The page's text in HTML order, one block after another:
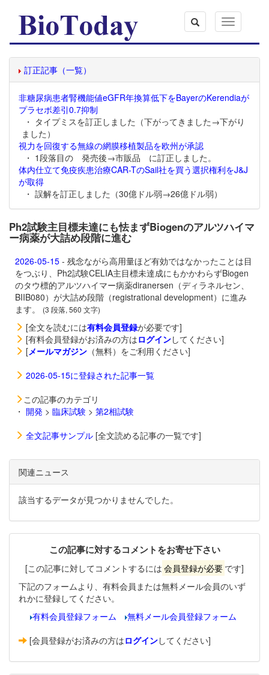
Toggle
navigation
訂正記事（一覧）
非糖尿病患者腎機能値eGFR年換算低下をBayerのKerendiaが
プラセボ差引0.7抑制
・ タイプミスを訂正しました（下がってきました→下がり
ました）
視力を回復する無線の網膜移植製品を欧州が承認
・ 1段落目の 発売後→市販品 に訂正しました。
体内仕立て免疫疾患治療CAR-TのSail社を買う選択権利をJ&J
が取得
・ 誤解を訂正しました（30億ドル弱→26億ドル弱）
Ph2試験主目標未達にも怯まずBiogenのアルツハイマ
ー病薬が大詰め段階に進む
2026-05-15 - 残念ながら高用量ほど有効ではなかったことは目
をつぶり、Ph2試験CELIA主目標未達成にもかかわらずBiogen
のタウ標的アルツハイマー病薬diranersen（ディラネルセン、
BIIB080）が大詰め段階（registrational development）に進み
ます。
(3 段落, 560 文字)
[全文を読むには有料会員登録が必要です]
[有料会員登録がお済みの方はログインしてください]
[メールマガジン （無料）をご利用ください]
2026-05-15に登録された記事一覧
この記事のカテゴリ
・ 開発 > 臨床試験 > 第2相試験
全文記事サンプル [全文読める記事の一覧です]
関連ニュース
該当するデータが見つかりませんでした。
この記事に対するコメントをお寄せ下さい
[この記事に対してコメントするには 会員登録が必要 です]
下記のフォームより、有料会員または無料メール会員のいず
れかに登録してください。
有料会員登録フォーム
無料メール会員登録フォーム
[会員登録がお済みの方はログインしてください]